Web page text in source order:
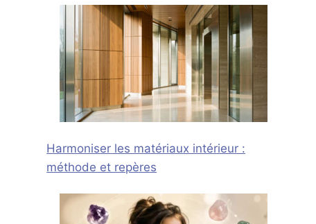
Harmoniser les matériaux intérieur :
méthode et repères